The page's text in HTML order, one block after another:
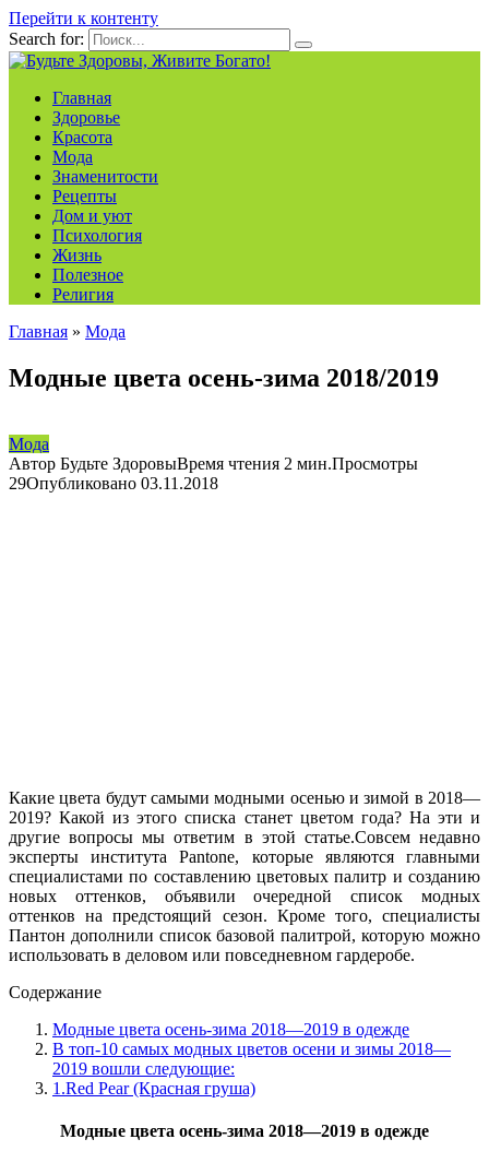
Перейти к контенту
Search for:
Главная
Здоровье
Красота
Мода
Знаменитости
Рецепты
Дом и уют
Психология
Жизнь
Полезное
Религия
Главная » Мода
Модные цвета осень-зима 2018/2019
Мода
Автор Будьте ЗдоровыВремя чтения 2 мин.Просмотры
29Опубликовано 03.11.2018
Какие цвета будут самыми модными осенью и зимой в 2018—
2019? Какой из этого списка станет цветом года? На эти и
другие вопросы мы ответим в этой статье.Совсем недавно
эксперты института Pantone, которые являются главными
специалистами по составлению цветовых палитр и созданию
новых оттенков, объявили очередной список модных
оттенков на предстоящий сезон. Кроме того, специалисты
Пантон дополнили список базовой палитрой, которую можно
использовать в деловом или повседневном гардеробе.
Содержание
Модные цвета осень-зима 2018—2019 в одежде
В топ-10 самых модных цветов осени и зимы 2018—
2019 вошли следующие:
1.Red Pear (Красная груша)
Модные цвета осень-зима 2018—2019 в одежде